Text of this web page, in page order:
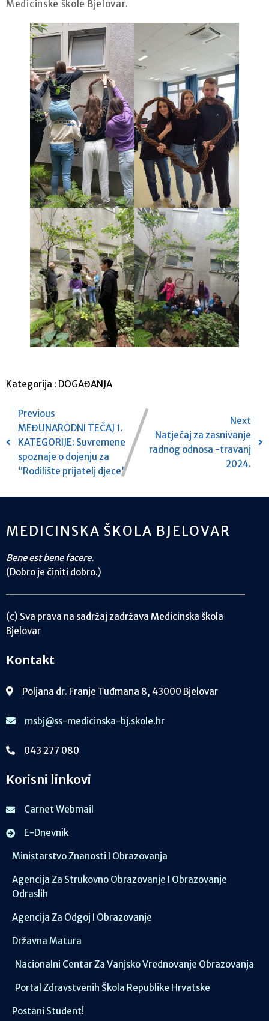
Medicinske škole Bjelovar.
Kategorija : DOGAĐANJA
Previous
MEĐUNARODNI TEČAJ 1.
KATEGORIJE: Suvremene
spoznaje o dojenju za
“Rodilište prijatelj djece”
Next
Natječaj za zasnivanje
radnog odnosa -travanj
2024.
MEDICINSKA ŠKOLA BJELOVAR
Bene est bene facere.
(Dobro je činiti dobro.)
(c) Sva prava na sadržaj zadržava Medicinska škola
Bjelovar
Kontakt
Poljana dr. Franje Tuđmana 8, 43000 Bjelovar
msbj@ss-medicinska-bj.skole.hr
043 277 080
Korisni linkovi
Carnet Webmail
E-Dnevnik
Ministarstvo Znanosti I Obrazovanja
Agencija Za Strukovno Obrazovanje I Obrazovanje
Odraslih
Agencija Za Odgoj I Obrazovanje
Državna Matura
Nacionalni Centar Za Vanjsko Vrednovanje Obrazovanja
Portal Zdravstvenih Škola Republike Hrvatske
Postani Student!